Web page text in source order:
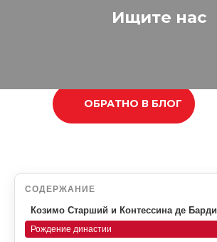
Ищите нас
ОБРАТНО В БЛОГ
СОДЕРЖАНИЕ
Козимо Старший и Контессина де Барди
Рождение династии